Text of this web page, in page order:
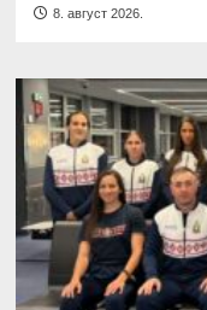
8. август 2026.